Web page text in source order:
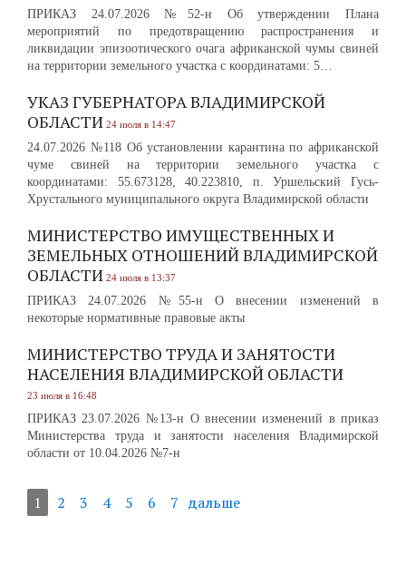
ПРИКАЗ 24.07.2026 №52-н Об утверждении Плана
мероприятий по предотвращению распространения и
ликвидации эпизоотического очага африканской чумы свиней
на территории земельного участка с координатами: 5…
УКАЗ ГУБЕРНАТОРА ВЛАДИМИРСКОЙ
ОБЛАСТИ 24 июля в 14:47
24.07.2026 №118 Об установлении карантина по африканской
чуме свиней на территории земельного участка с
координатами: 55.673128, 40.223810, п. Уршельский Гусь-
Хрустального муниципального округа Владимирской области
МИНИСТЕРСТВО ИМУЩЕСТВЕННЫХ И
ЗЕМЕЛЬНЫХ ОТНОШЕНИЙ ВЛАДИМИРСКОЙ
ОБЛАСТИ 24 июля в 13:37
ПРИКАЗ 24.07.2026 №55-н О внесении изменений в
некоторые нормативные правовые акты
МИНИСТЕРСТВО ТРУДА И ЗАНЯТОСТИ
НАСЕЛЕНИЯ ВЛАДИМИРСКОЙ ОБЛАСТИ
23 июля в 16:48
ПРИКАЗ 23.07.2026 №13-н О внесении изменений в приказ
Министерства труда и занятости населения Владимирской
области от 10.04.2026 №7-н
1 2 3 4 5 6 7 дальше